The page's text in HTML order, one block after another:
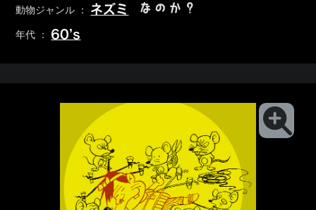
動物ジャンル ： ネズミ なのか？
年代 ： 60’s